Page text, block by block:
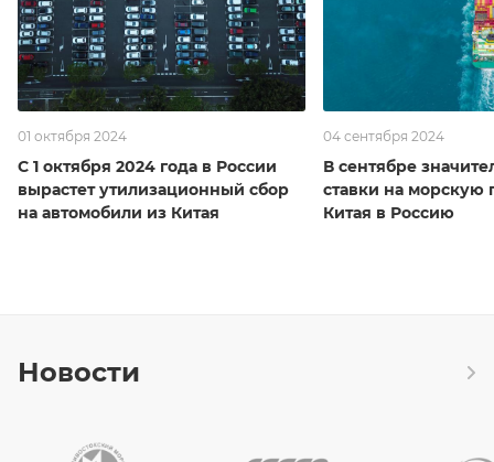
01 октября 2024
С 1 октября 2024 года в России
вырастет утилизационный сбор
на автомобили из Китая
04 сентября 2024
В сентябре
ставки на морскую
Китая в Россию
Новости